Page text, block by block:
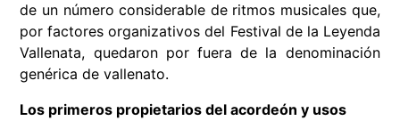
de un número considerable de ritmos musicales que,
por factores organizativos del Festival de la Leyenda
Vallenata, quedaron por fuera de la denominación
genérica de vallenato.
Los primeros propietarios del acordeón y usos